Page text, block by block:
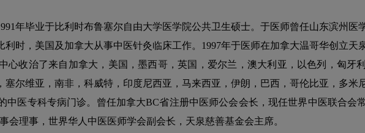
年毕业于比利时布鲁塞尔自由大学医学院公共卫生硕士。于医师曾任山东滨州医
时，美国及加拿大从事中医针灸临床工作。1997年于医师在加拿大温哥华创立天
心收治了来自加拿大，美国，墨西哥，英国，爱尔兰，澳大利亚，以色列，匈牙
尔维亚，南非，科威特，印度尼西亚，马来西亚，伊朗，巴西，哥伦比亚，多米
中医专科专病门诊。曾任加拿大BC省注册中医师公会会长，现任世界中医联合会
会理事，世界华人中医医师学会副会长，天泉慈善基金会主席。